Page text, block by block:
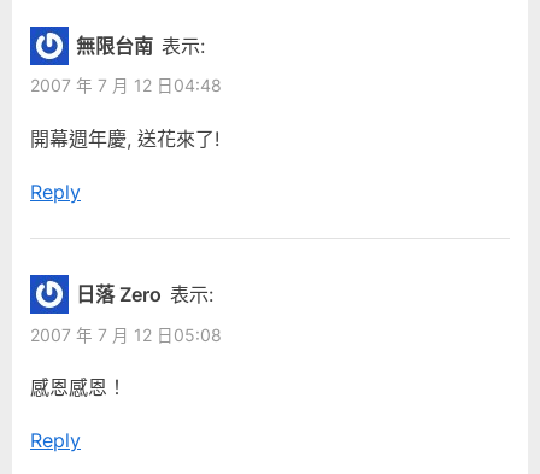
無限台南 表示:
2007 年 7 月 12 日04:48
開幕週年慶, 送花來了!
Reply
日落 Zero 表示:
2007 年 7 月 12 日05:08
感恩感恩！
Reply